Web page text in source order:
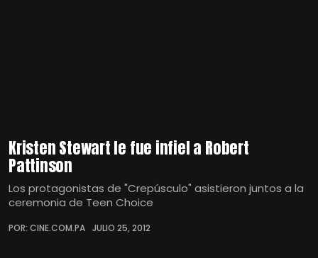
Kristen Stewart le fue infiel a Robert
Pattinson
Los protagonistas de "Crepúsculo" asistieron juntos a la
ceremonia de Teen Choice
POR: CINE.COM.PA JULIO 25, 2012